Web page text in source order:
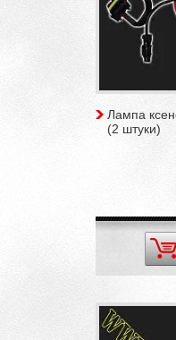
Лампа
(2 штуки)